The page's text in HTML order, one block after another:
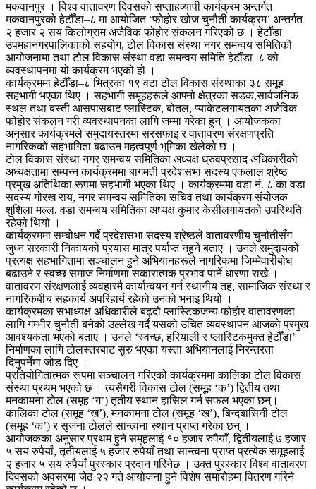
मकवानपुर । विश्व वातावरण दिवसको सप्ताहव्यापी कार्यक्रम अन्तर्गत
मकवानपुरको हेटौँडा–८ मा आयोजित ‘फोहोर खोज चुनौती कार्यक्रम’ अन्तर्गत
२ हजार २ सय किलोग्राम अजैविक फोहोर संकलन गरिएको छ । हेटौँडा
उपमहानगरपालिकाको सहयोग, टोल विकास संस्था नगर समन्वय समितिको
आयोजनामा तथा टोल विकास संस्था वडा समन्वय समिति हेटौंडा–८ को
व्यवस्थापनमा यो कार्यक्रम भएको हो ।
कार्यक्रममा हेटौँडा–८ भित्रका १९ वटा टोल विकास संस्थाका ३८ समूह
सहभागी भएका थिए । सहभागी समूहहरूले आफ्नो क्षेत्रका सडक,सार्वजनिक
स्थल तथा बस्ती आसपासबाट प्लास्टिक, बोतल, प्याकेटलगायतका अजैविक
फोहोर संकलन गरी व्यवस्थापनका लागि जम्मा गरेका हुन् । आयोजकका
अनुसार कार्यक्रमले समुदायस्तरमा सरसफाइ र वातावरण संरक्षणप्रति
नागरिकको सहभागिता बढाउन महत्वपूर्ण भूमिका खेलेको छ ।
टोल विकास संस्था नगर समन्वय समितिका अध्यक्ष ध्रुवप्रसाद अधिकारीको
अध्यक्षतामा सम्पन्न कार्यक्रममा बागमती प्रदेशसभा सदस्य एकलाल श्रेष्ठ
प्रमुख अतिथिका रूपमा सहभागी भएका थिए । कार्यक्रममा वडा नं. ८ का वडा
सदस्य गोरख राय, नगर समन्वय समितिका सचिव तथा कार्यक्रम संयोजक
शुशिला मल्ल, वडा समन्वय समितिका अध्यक्ष कुमार केसीलगायतको उपस्थिति
रहेको थियो ।
कार्यक्रममा सम्बोधन गर्दै प्रदेशसभा सदस्य श्रेष्ठले वातावरणीय चुनौतीसँग
जुध्न सरकारी निकायको प्रयास मात्र पर्याप्त नहुने बताए । उनले समुदायको
प्रत्यक्ष सहभागितामा सञ्चालन हुने अभियानहरूले नागरिकमा जिम्मेवारीबोध
बढाउने र स्वच्छ समाज निर्माणमा सकारात्मक प्रभाव पार्ने धारणा राखे ।
वातावरण संरक्षणलाई व्यवहारमै कार्यान्वयन गर्न स्थानीय तह, सामाजिक संस्था र
नागरिकबीच सहकार्य अपरिहार्य रहेको उनको भनाइ थियो ।
कार्यक्रमका सभाध्यक्ष अधिकारीले बढ्दो प्लास्टिकजन्य फोहोर वातावरणका
लागि गम्भीर चुनौती बनेको उल्लेख गर्दै यसको उचित व्यवस्थापन आजको प्रमुख
आवश्यकता भएको बताए । उनले ‘स्वच्छ, हरियाली र प्लास्टिकमुक्त हेटौँडा’
निर्माणका लागि टोलस्तरबाट सुरु भएका यस्ता अभियानलाई निरन्तरता
दिनुपर्नेमा जोड दिए ।
प्रतियोगितात्मक रूपमा सञ्चालन गरिएको कार्यक्रममा कालिका टोल विकास
संस्था प्रथम भएको छ । त्यसैगरी विकास टोल (समूह ‘क’) द्वितीय तथा
मनकामना टोल (समूह ‘ग’) तृतीय स्थान हासिल गर्न सफल भएका छन्।
कालिका टोल (समूह ‘ख’), मनकामना टोल (समूह ‘ख’), बिन्दबासिनी टोल
(समूह ‘क’) र सृजना टोलले सान्त्वना स्थान प्राप्त गरेका छन् ।
आयोजकका अनुसार प्रथम हुने समूहलाई १० हजार रुपैयाँ, द्वितीयलाई ७ हजार
५ सय रुपैयाँ, तृतीयलाई ५ हजार रुपैयाँ तथा सान्त्वना प्राप्त प्रत्येक समूहलाई
२ हजार ५ सय रुपैयाँ पुरस्कार प्रदान गरिनेछ । उक्त पुरस्कार विश्व वातावरण
दिवसको अवसरमा जेठ २२ गते आयोजना हुने विशेष समारोहमा वितरण गरिने